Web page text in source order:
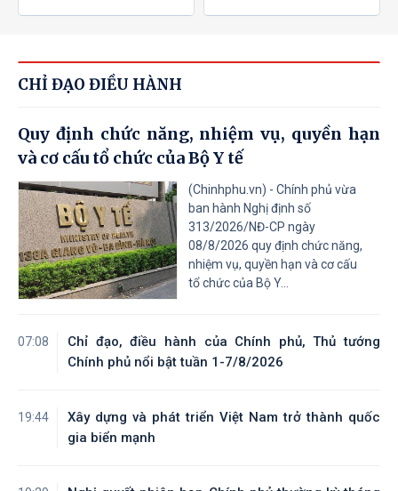
CHỈ ĐẠO ĐIỀU HÀNH
Quy định chức năng, nhiệm vụ, quyền hạn
và cơ cấu tổ chức của Bộ Y tế
(Chinhphu.vn) - Chính phủ vừa
ban hành Nghị định số
313/2026/NĐ-CP ngày
08/8/2026 quy định chức năng,
nhiệm vụ, quyền hạn và cơ cấu
tổ chức của Bộ Y...
07:08
Chỉ đạo, điều hành của Chính phủ, Thủ tướng
Chính phủ nổi bật tuần 1-7/8/2026
19:44
Xây dựng và phát triển Việt Nam trở thành quốc
gia biển mạnh